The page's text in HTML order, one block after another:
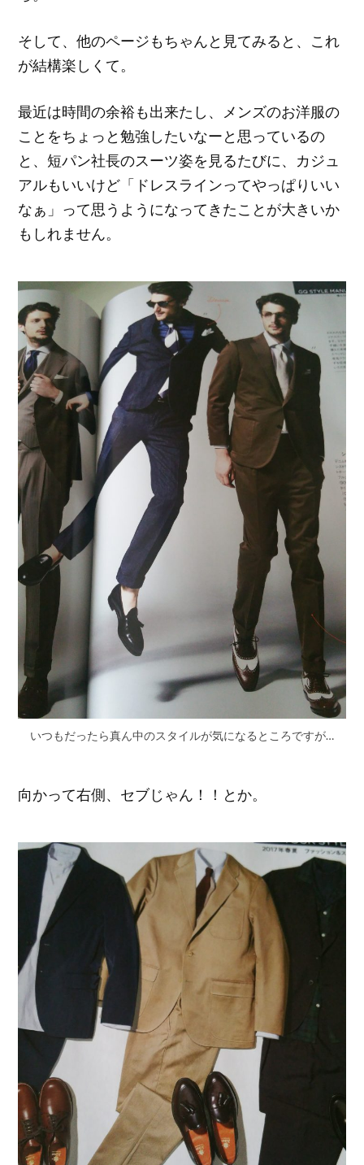
そして、他のページもちゃんと見てみると、これ
が結構楽しくて。
最近は時間の余裕も出来たし、メンズのお洋服の
ことをちょっと勉強したいなーと思っているの
と、短パン社長のスーツ姿を見るたびに、カジュ
アルもいいけど「ドレスラインってやっぱりいい
なぁ」って思うようになってきたことが大きいか
もしれません。
いつもだったら真ん中のスタイルが気になるところですが…
向かって右側、セブじゃん！！とか。